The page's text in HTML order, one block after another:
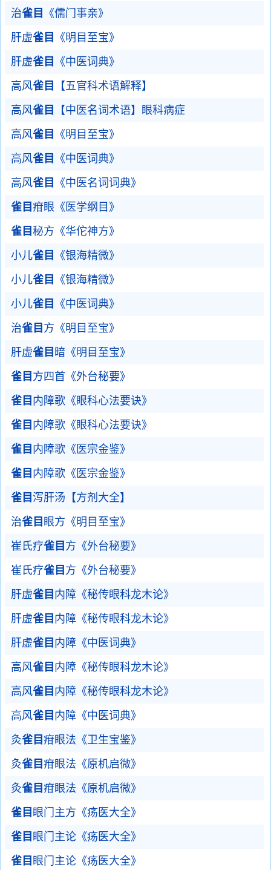
治雀目
《儒门事亲》
肝虚雀目
《明目至宝》
肝虚雀目
《中医词典》
高风雀目
【五官科术语解释】
高风雀目
【中医名词术语】眼科病症
高风雀目
《明目至宝》
高风雀目
《中医词典》
高风雀目
《中医名词词典》
雀目 疳眼《医学纲目》
雀目 秘方《华佗神方》
小儿雀目
《银海精微》
小儿雀目
《银海精微》
小儿雀目
《中医词典》
治雀目 方《明目至宝》
肝虚雀目 暗《明目至宝》
雀目 方四首《外台秘要》
雀目 内障歌《眼科心法要诀》
雀目 内障歌《眼科心法要诀》
雀目 内障歌《医宗金鉴》
雀目 内障歌《医宗金鉴》
雀目 泻肝汤【方剂大全】
治雀目 眼方《明目至宝》
崔氏疗雀目 方《外台秘要》
崔氏疗雀目 方《外台秘要》
肝虚雀目 内障《秘传眼科龙木论》
肝虚雀目 内障《秘传眼科龙木论》
肝虚雀目 内障《中医词典》
高风雀目 内障《秘传眼科龙木论》
高风雀目 内障《秘传眼科龙木论》
高风雀目 内障《中医词典》
灸雀目 疳眼法《卫生宝鉴》
灸雀目 疳眼法《原机启微》
灸雀目 疳眼法《原机启微》
雀目 眼门主方《疡医大全》
雀目 眼门主论《疡医大全》
雀目 眼门主论《疡医大全》